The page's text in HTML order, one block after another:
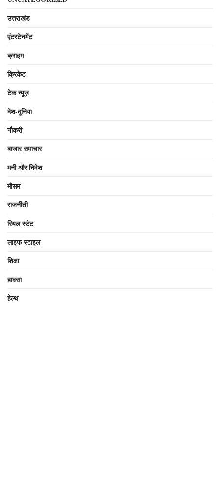
उत्तराखंड
एंटरटेनमेंट
क्राइम
क्रिकेट
टेक न्यूज़
देश-दुनिया
नौकरी
बाजार समाचार
मनी और निवेश
मौसम
राजनीती
रियल स्टेट
लाइफ स्टाइल
शिक्षा
हादसा
हेल्थ